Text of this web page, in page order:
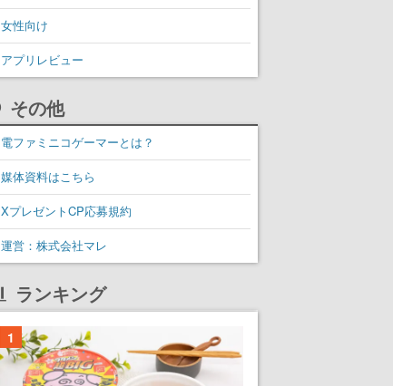
女性向け
アプリレビュー
その他
電ファミニコゲーマーとは？
媒体資料はこちら
XプレゼントCP応募規約
運営：株式会社マレ
ランキング
1